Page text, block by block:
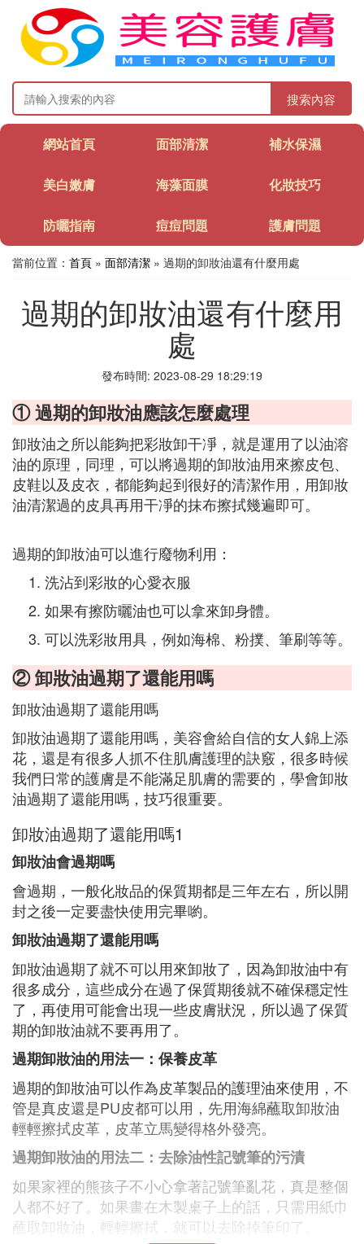
搜索內容
網站首頁 面部清潔 補水保濕
美白嫩膚 海藻面膜 化妝技巧
防曬指南 痘痘問題 護膚問題
當前位置： 首頁 » 面部清潔 » 過期的卸妝油還有什麼用處
過期的卸妝油還有什麼用
處
發布時間: 2023-08-29 18:29:19
① 過期的卸妝油應該怎麼處理
卸妝油之所以能夠把彩妝卸干凈，就是運用了以油溶
油的原理，同理，可以將過期的卸妝油用來擦皮包、
皮鞋以及皮衣，都能夠起到很好的清潔作用，用卸妝
油清潔過的皮具再用干凈的抹布擦拭幾遍即可。
過期的卸妝油可以進行廢物利用：
洗沾到彩妝的心愛衣服
如果有擦防曬油也可以拿來卸身體。
可以洗彩妝用具，例如海棉、粉撲、筆刷等等。
② 卸妝油過期了還能用嗎
卸妝油過期了還能用嗎
卸妝油過期了還能用嗎，美容會給自信的女人錦上添
花，還是有很多人抓不住肌膚護理的訣竅，很多時候
我們日常的護膚是不能滿足肌膚的需要的，學會卸妝
油過期了還能用嗎，技巧很重要。
卸妝油過期了還能用嗎1
卸妝油會過期嗎
會過期，一般化妝品的保質期都是三年左右，所以開
封之後一定要盡快使用完畢喲。
卸妝油過期了還能用嗎
卸妝油過期了就不可以用來卸妝了，因為卸妝油中有
很多成分，這些成分在過了保質期後就不確保穩定性
了，再使用可能會出現一些皮膚狀況，所以過了保質
期的卸妝油就不要再用了。
過期卸妝油的用法一：保養皮革
過期的卸妝油可以作為皮革製品的護理油來使用，不
管是真皮還是PU皮都可以用，先用海綿蘸取卸妝油
輕輕擦拭皮革，皮革立馬變得格外發亮。
過期卸妝油的用法二：去除油性記號筆的污漬
如果家裡的熊孩子不小心拿著記號筆亂花，真是整個
人都不好了。如果畫在木製桌子上的話，只需用紙巾
蘸取卸妝油，輕輕擦拭，就可以去除掉筆印了。